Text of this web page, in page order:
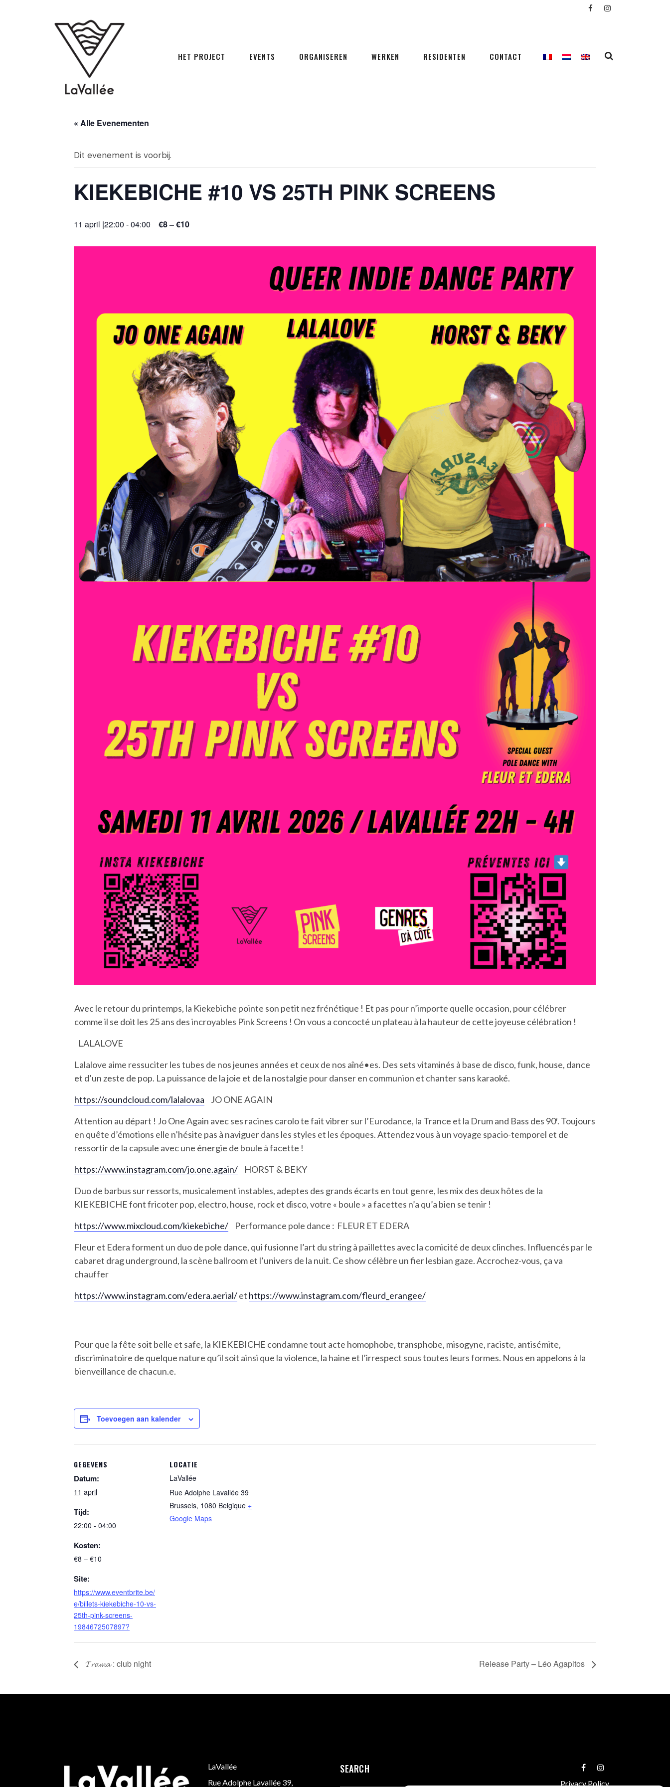
HET PROJECT EVENTS ORGANISEREN WERKEN RESIDENTEN CONTACT
« Alle Evenementen
Dit evenement is voorbij.
KIEKEBICHE #10 VS 25TH PINK SCREENS
11 april |22:00 -04:00 €8 – €10
Avec le retour du printemps, la Kiekebiche pointe son petit nez frénétique ! Et pas pour n’importe quelle occasion, pour célébrer
comme il se doit les 25 ans des incroyables Pink Screens ! On vous a concocté un plateau à la hauteur de cette joyeuse célébration !
LALALOVE
Lalalove aime ressuciter les tubes de nos jeunes années et ceux de nos aîné•es. Des sets vitaminés à base de disco, funk, house, dance
et d’un zeste de pop. La puissance de la joie et de la nostalgie pour danser en communion et chanter sans karaoké.
https://soundcloud.com/lalalovaa
JO ONE AGAIN
Attention au départ ! Jo One Again avec ses racines carolo te fait vibrer sur l’Eurodance, la Trance et la Drum and Bass des 90′. Toujours
en quête d’émotions elle n’hésite pas à naviguer dans les styles et les époques. Attendez vous à un voyage spacio-temporel et de
ressortir de la capsule avec une énergie de boule à facette !
https://www.instagram.com/jo.one.again/
HORST & BEKY
Duo de barbus sur ressorts, musicalement instables, adeptes des grands écarts en tout genre, les mix des deux hôtes de la
KIEKEBICHE font fricoter pop, electro, house, rock et disco, votre « boule » a facettes n’a qu’a bien se tenir !
https://www.mixcloud.com/kiekebiche/ Performance pole dance : FLEUR ET EDERA
Fleur et Edera forment un duo de pole dance, qui fusionne l’art du string à paillettes avec la comicité de deux clinches. Influencés par le
cabaret drag underground, la scène ballroom et l’univers de la nuit. Ce show célèbre un fier lesbian gaze. Accrochez-vous, ça va
chauffer
https://www.instagram.com/edera.aerial/et https://www.instagram.com/fleurd_erangee/
Pour que la fête soit belle et safe, la KIEKEBICHE condamne tout acte homophobe, transphobe, misogyne, raciste, antisémite,
discriminatoire de quelque nature qu’il soit ainsi que la violence, la haine et l’irrespect sous toutes leurs formes. Nous en appelons à la
bienveillance de chacun.e.
Toevoegen aan kalender
GEGEVENS
Datum:
11 april
Tijd:
22:00 - 04:00
Kosten:
€8 – €10
Site:
https://www.eventbrite.be/
e/billets-kiekebiche-10-vs-
25th-pink-screens-
1984672507897?
LOCATIE
LaVallée
Rue Adolphe Lavallée 39
Brussels, 1080 Belgique +
Google Maps
𝓣𝓻𝓪𝓶𝓪 : club night Release Party – Léo Agapitos
LaVallée
Rue Adolphe Lavallée 39,
SEARCH
Privacy Policy